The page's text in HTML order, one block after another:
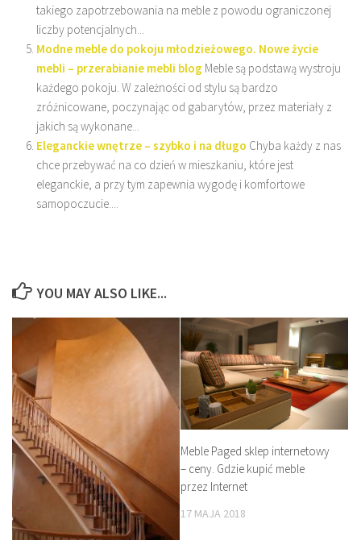
takiego zapotrzebowania na meble z powodu ograniczonej
liczby potencjalnych...
Modne meble do pokoju młodzieżowego. Nowe życie
mebli – przerabianie mebli blog Meble są podstawą wystroju
każdego pokoju. W zależności od stylu są bardzo
zróżnicowane, poczynając od gabarytów, przez materiały z
jakich są wykonane...
Eleganckie wnętrze – szybko i na długo Chyba każdy z nas
chce przebywać na co dzień w mieszkaniu, które jest
eleganckie, a przy tym zapewnia wygodę i komfortowe
samopoczucie....
YOU MAY ALSO LIKE...
Meble Paged sklep internetowy
– ceny. Gdzie kupić meble
przez Internet
17 MAJA 2018